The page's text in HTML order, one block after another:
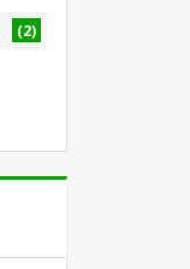
(2)